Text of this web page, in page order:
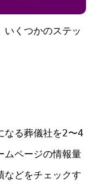
いくつかのステッ
なる葬儀社を2〜4
ムページの情報量
などをチェックす